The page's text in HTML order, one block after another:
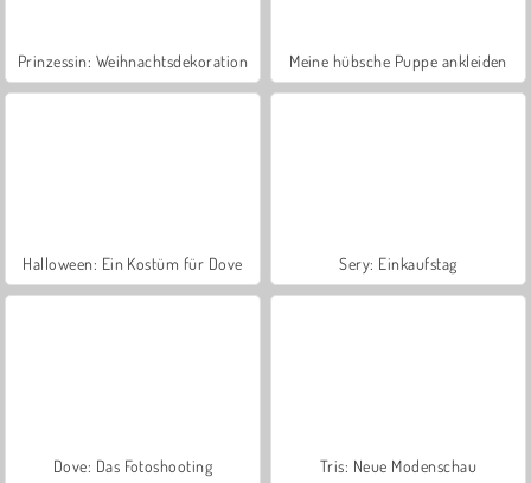
Prinzessin: Weihnachtsdekoration Meine hübsche Puppe ankleiden
Halloween: Ein Kostüm für Dove Sery: Einkaufstag
Dove: Das Fotoshooting Tris: Neue Modenschau